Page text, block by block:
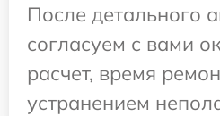
После детального
согласуем с вами
расчет, время
устранением